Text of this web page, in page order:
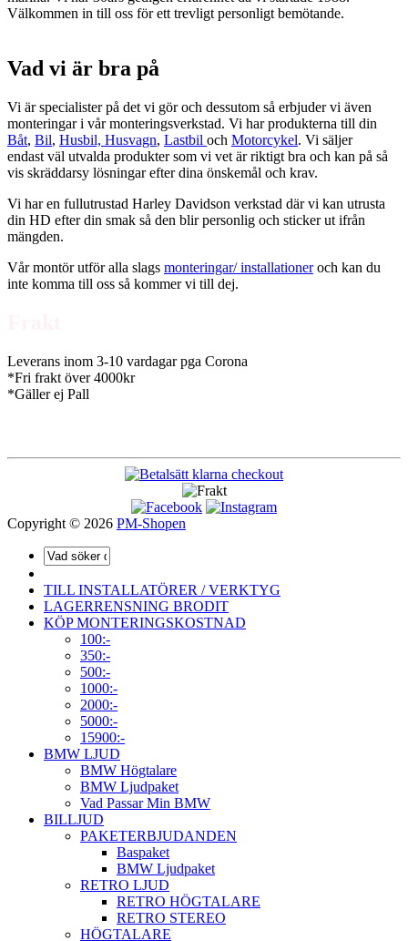
Välkommen in till oss för ett trevligt personligt bemötande.
Vad vi är bra på
Vi är specialister på det vi gör och dessutom så erbjuder vi även
monteringar i vår monteringsverkstad. Vi har produkterna till din
Båt, Bil, Husbil, Husvagn, Lastbil och Motorcykel. Vi säljer
endast väl utvalda produkter som vi vet är riktigt bra och kan på så
vis skräddarsy lösningar efter dina önskemål och krav.
Vi har en fullutrustad Harley Davidson verkstad där vi kan utrusta
din HD efter din smak så den blir personlig och sticker ut ifrån
mängden.
Vår montör utför alla slags monteringar/ installationeroch kan du
inte komma till oss så kommer vi till dej.
Leverans inom 3-10 vardagar pga Corona
*Fri frakt över 4000kr
*Gäller ej Pall
Copyright © 2026 PM-Shopen
TILL INSTALLATÖRER / VERKTYG
LAGERRENSNING BRODIT
KÖP MONTERINGSKOSTNAD
100:-
350:-
500:-
1000:-
2000:-
5000:-
15900:-
BMW LJUD
BMW Högtalare
BMW Ljudpaket
Vad Passar Min BMW
BILLJUD
PAKETERBJUDANDEN
Baspaket
BMW Ljudpaket
RETRO LJUD
RETRO HÖGTALARE
RETRO STEREO
HÖGTALARE